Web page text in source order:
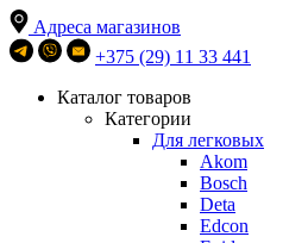
Адреса магазинов
+375 (29) 11 33 441
Каталог товаров
Категории
Для легковых
Akom
Bosch
Deta
Edcon